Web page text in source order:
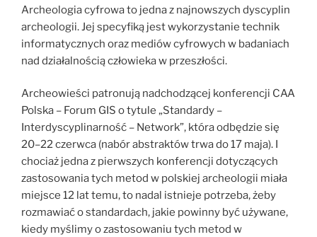
Archeologia cyfrowa to jedna z najnowszych dyscyplin
archeologii. Jej specyfiką jest wykorzystanie technik
informatycznych oraz mediów cyfrowych w badaniach
nad działalnością człowieka w przeszłości.
Archeowieści patronują nadchodzącej konferencji CAA
Polska – Forum GIS o tytule „Standardy –
Interdyscyplinarność – Network”, która odbędzie się
20–22 czerwca (nabór abstraktów trwa do 17 maja). I
chociaż jedna z pierwszych konferencji dotyczących
zastosowania tych metod w polskiej archeologii miała
miejsce 12 lat temu, to nadal istnieje potrzeba, żeby
rozmawiać o standardach, jakie powinny być używane,
kiedy myślimy o zastosowaniu tych metod w